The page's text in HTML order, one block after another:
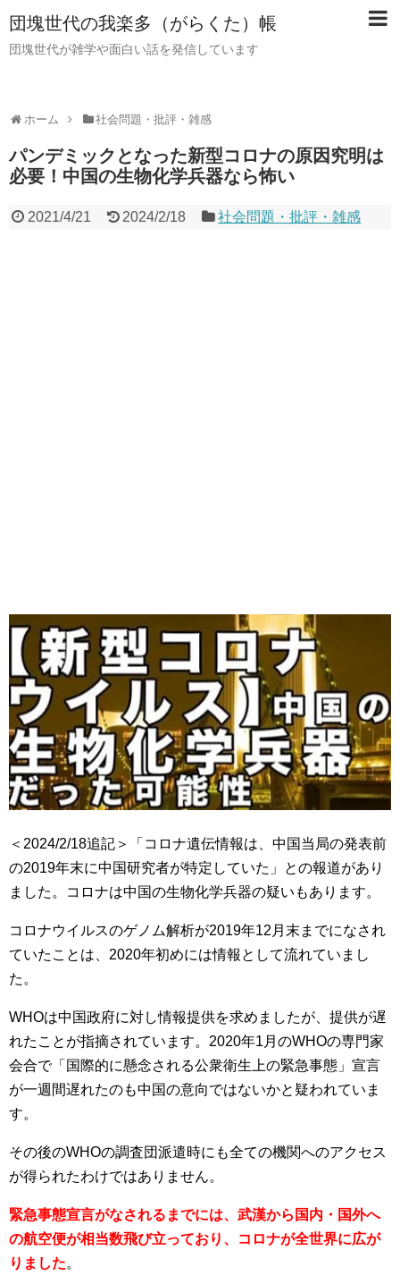
団塊世代の我楽多（がらくた）帳
団塊世代が雑学や面白い話を発信しています
ホーム 社会問題・批評・雑感
パンデミックとなった新型コロナの原因究明は
必要！中国の生物化学兵器なら怖い
2021/4/21 2024/2/18 社会問題・批評・雑感
＜2024/2/18追記＞「コロナ遺伝情報は、中国当局の発表前
の2019年末に中国研究者が特定していた」との報道があり
ました。コロナは中国の生物化学兵器の疑いもあります。
コロナウイルスのゲノム解析が2019年12月末までになされ
ていたことは、2020年初めには情報として流れていまし
た。
WHOは中国政府に対し情報提供を求めましたが、提供が遅
れたことが指摘されています。2020年1月のWHOの専門家
会合で「国際的に懸念される公衆衛生上の緊急事態」宣言
が一週間遅れたのも中国の意向ではないかと疑われていま
す。
その後のWHOの調査団派遣時にも全ての機関へのアクセス
が得られたわけではありません。
緊急事態宣言がなされるまでには、武漢から国内・国外へ
の航空便が相当数飛び立っており、コロナが全世界に広が
りました。